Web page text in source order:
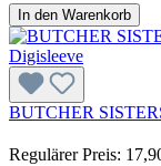
In den Warenkorb
BUTCHER
Regulärer Preis: